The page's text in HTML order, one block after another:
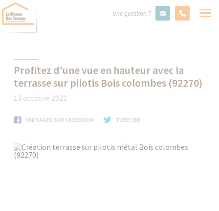
Une question ?
Profitez d’une vue en hauteur avec la
terrasse sur pilotis Bois colombes (92270)
13 octobre 2021
PARTAGER SUR FACEBOOK TWEETER